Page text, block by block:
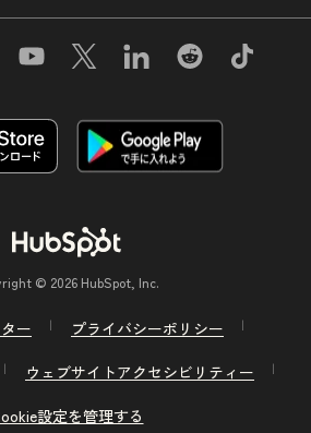
© 2026 HubSpot, Inc.
ー
プライバシーポリシー
ウェブサイトアクセシビリティー
設定を管理する